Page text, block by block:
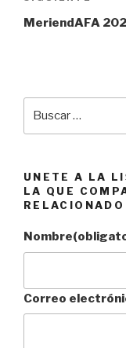
entrada
MeriendAFA
UNETE A LA
LA QUE
RELACIONADO
Nombre
Correo